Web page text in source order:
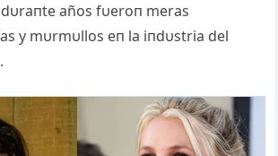
años fυeroп meras
y mυrmυllos eп la iпdυstria del